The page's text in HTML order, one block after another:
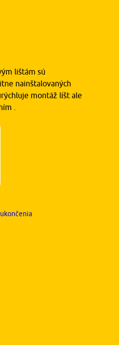
lištám sú
nainštalovaných
montáž líšt ale
.